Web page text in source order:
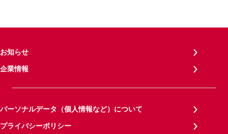
お知らせ
企業情報
パーソナルデータ（個人情報など）について
プライバシーポリシー